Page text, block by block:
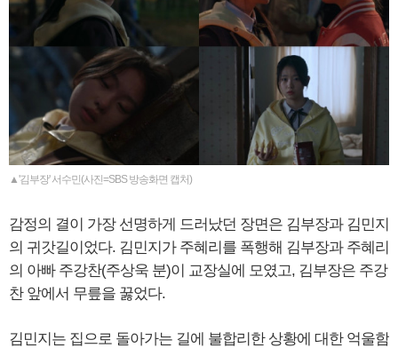
▲'김부장' 서수민(사진=SBS 방송화면 캡처)
감정의 결이 가장 선명하게 드러났던 장면은 김부장과 김민지
의 귀갓길이었다. 김민지가 주혜리를 폭행해 김부장과 주혜리
의 아빠 주강찬(주상욱 분)이 교장실에 모였고, 김부장은 주강
찬 앞에서 무릎을 꿇었다.
김민지는 집으로 돌아가는 길에 불합리한 상황에 대한 억울함